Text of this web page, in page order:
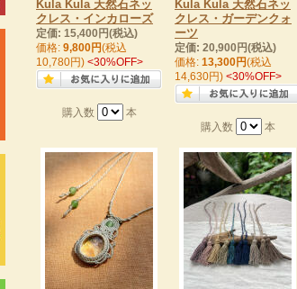
Kula Kula 天然石ネッ
クレス・インカローズ
定価: 15,400円(税込)
価格: 9,800円(税込
10,780円) <30%OFF>
購入数 本
Kula Kula 天然石ネッ
クレス・ガーデンクォ
ーツ
定価: 20,900円(税込)
価格: 13,300円(税込
14,630円) <30%OFF>
購入数 本